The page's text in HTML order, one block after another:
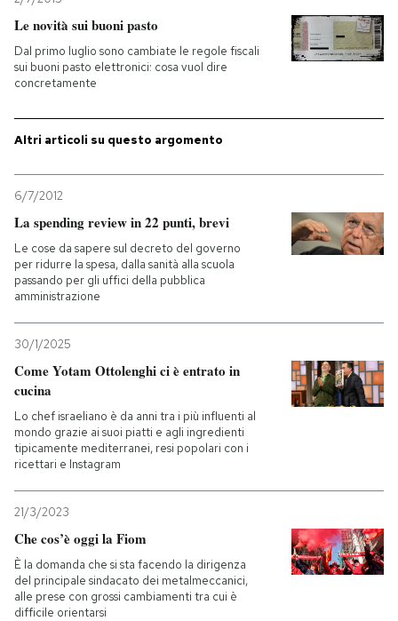
PODCAST
NEWSLETTER
I MIEI PREFERITI
SHOP
AREA PERSONALE
Entra
Le novità sui buoni pasto
Dal primo luglio sono cambiate le regole fiscali
sui buoni pasto elettronici: cosa vuol dire
concretamente
Altri articoli su questo argomento
6/7/2012
La spending review in 22 punti, brevi
Le cose da sapere sul decreto del governo
per ridurre la spesa, dalla sanità alla scuola
passando per gli uffici della pubblica
amministrazione
30/1/2025
Come Yotam Ottolenghi ci è entrato in
cucina
Lo chef israeliano è da anni tra i più influenti al
mondo grazie ai suoi piatti e agli ingredienti
tipicamente mediterranei, resi popolari con i
ricettari e Instagram
21/3/2023
Che cos’è oggi la Fiom
È la domanda che si sta facendo la dirigenza
del principale sindacato dei metalmeccanici,
alle prese con grossi cambiamenti tra cui è
difficile orientarsi